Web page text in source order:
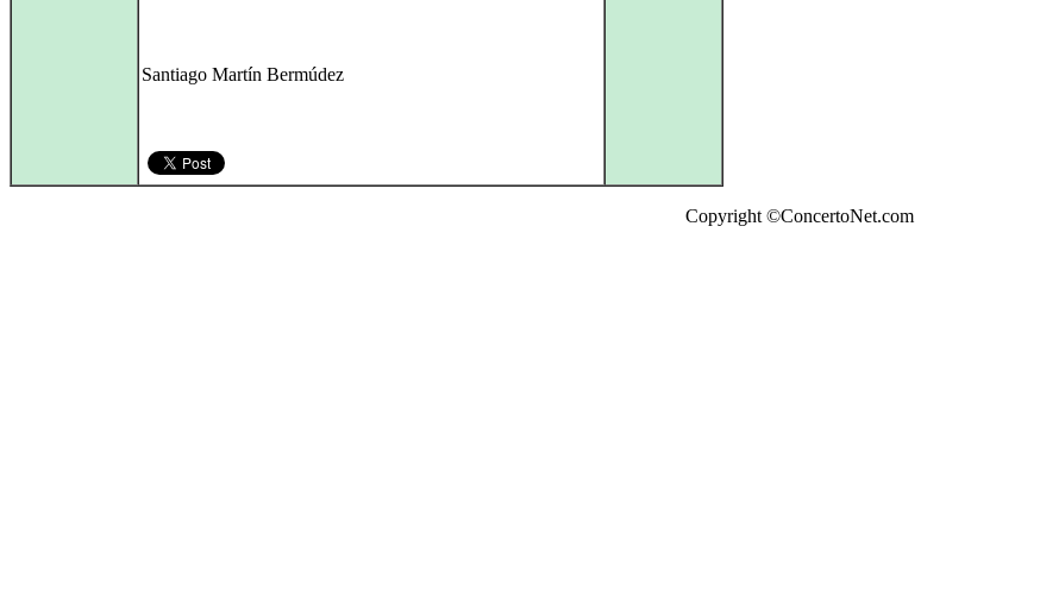
Santiago Martín Bermúdez
Copyright ©ConcertoNet.com